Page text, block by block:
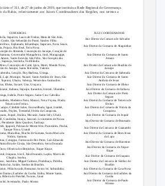
nº 311, de 27 de junho de 2019, que instituiu a Rede Regional de Governança
da Bahia, relativamente aos Juízes Coordenadores das Regiões, nos termos a
COMARCAS
JUIZ COORDENADOR
Itaparica, Lauro de Freitas, Mata de São João,
São Sebastião do Passé, Simões Filho.
Rios, Esplanada, Inhambupe, Itapicuru, Nova Soure,
Pojuca, Rio Real, Terra Nova.
do Almeida, Conceição do Jacuípe, Coração de
Governador Mangabeira, Irará, Maragogipe,
Santo Estevão, São Felix, São Gonçalo dos
Sapeaçu, Serrinha, Teofilândia.
Juiz Diretor da Comarca de Salvador
Juiz Diretor da Comarca de Alagoinhas
Juiz Diretor da Comarca de Santo
Amaro
Conceição do Coité, Ipira, Mairi, Mundo Novo,
do Jacuípe, Santa Teresinha, Valente.
Lençóis, Ruy Barbosa, Utinga.
Laje, Mutuípe, Nazaré, Santo Antônio de Jesus, São
Ubaíra, Valença, Wenceslau Guimarães.
Juiz Diretor da Comarca de Riachão do
Jacuípe
Juiz Diretor da Comarca de Itaberada
Juiz Diretor da Comarca de Santo
Antônio de Jesus
Ilhéus, Itacaré, Una, Uruçuca.
Juiz Diretor da Comarca de Ilhéus
Juiz Diretor da Comarca de Itabuna
Itabuna, Itajuípe, Itarantim, Itororó, Ubaitaba.
Juiz Diretor da Comarca de Porto
Seguro
Itabela, Porto Seguro, Santa Cruz Cabrália.
Medeiros Neto, Mucuri, Nova Viçosa, Prado,
Teixeira de Freitas.
Juiz Diretor da Comarca de Teixeira de
Freitas
Cândido Sales, Encruzilhada, Iguaí, Itambé,
Poções, Tremedal,Vitória da Conquista.
Jequié, Jitaúna, Maracás, Santa Inês, Ubatã.
Condeúba, Ituaçu, Jacaraci, Livramento de Nossa
Presidente Jânio Quadros, Tanhaçu.
Juiz Diretor da Comarca de Vitória da
Conquista
Juiz Diretor da Comarca de Jequié
Juiz Diretor da Comarca de Brumado
Igaporã, Palmas de Monte Alto, Paramirim, Pindaí,
Tanque Novo, Urandi
Macaúbas, Riacho de Santana, Santa Maria da
Vitória, Santana.
Juiz Diretor da Comarca de Guanambi
Juiz Diretor da Comarca de Bom Jesus
da Lapa
Cotegipe, Formosa do Rio Preto, Luís Eduardo
Rita de Cássia, São Desidério, Serra Dourada
Juiz Diretor da Comarca de Barreiras
Juiz Diretor da Comarca de Xique-
Xique
Oliveira dos Brejinhos, Xique-Xique.
Iraquara, Irecê, João Dourado, Lapão, Morro do
Chapéu, Seabra.
Juiz Diretor da Comarca de Iraquara
Jacobina, Miguel Calmon, Pindobaçu, Piritiba,
luz, Saúde, Senhor do Bonfim.
Pilão Arcado, Remanso, Sento Sé, Sobradinho.
Juiz Diretor da Comarca de Senhor do
Bonfim
Juiz Diretor da Comarca de Casa Nova
Dantas, Euclides da Cunha, Itiúba, Monte Santo,
Ribeira do Pombal, Tucano, Uauá
Juiz Diretor da Comarca de Euclides da
Cunha
Juiz Diretor da Comarca de Paulo
Afonso
Jeremoabo, Paulo Afonso